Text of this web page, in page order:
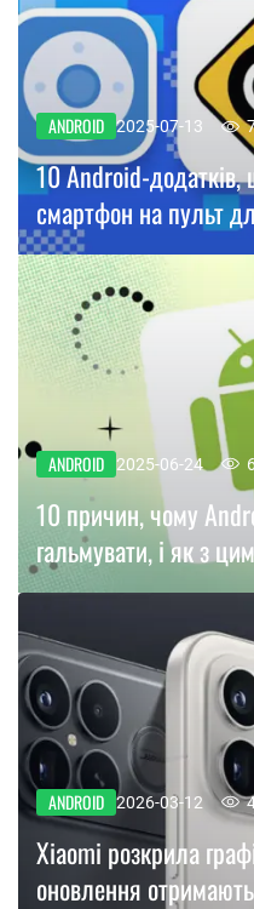
ANDROID 2025-07-13
10 Android-
смартфон на пульт
ANDROID 2025-06-24
10 причин, чому
гальмувати, і як з
ANDROID 2026-03-12
Xiaomi розкрила
оновлення